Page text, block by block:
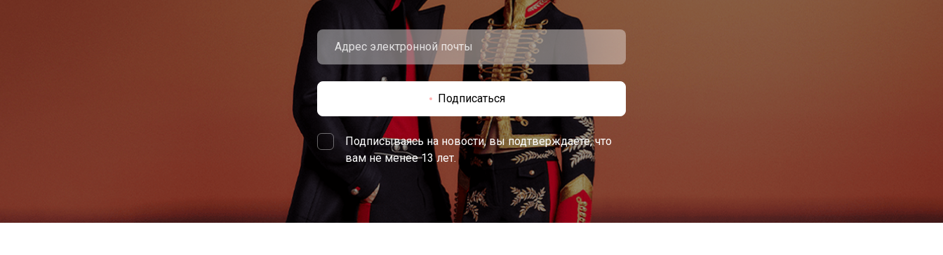
Подписаться
Подписываясь на новости, вы подтверждаете, что
вам не менее 13 лет.